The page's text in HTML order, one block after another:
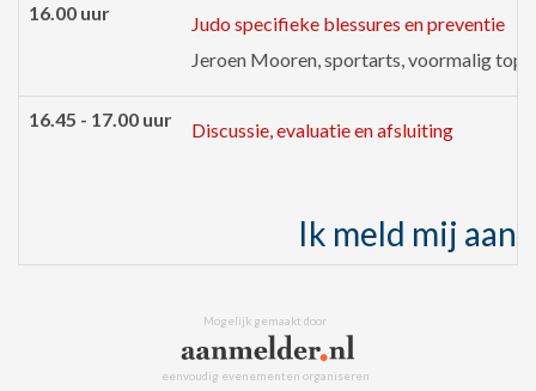
16.00 uur
Judo specifieke blessures en preventie
Jeroen Mooren, sportarts, voormalig
16.45 - 17.00 uur Discussie, evaluatie en afsluiting
Ik meld mij aan
Mogelijk gemaakt door
eenvoudig evenementen organiseren